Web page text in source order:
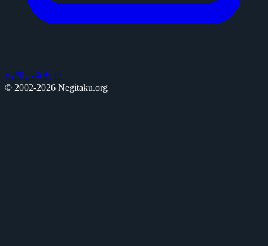
お問い合わせ
© 2002-2026 Negitaku.org